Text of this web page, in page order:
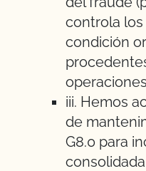
controla los
condición
iii. Hemos
de
G8.0 para